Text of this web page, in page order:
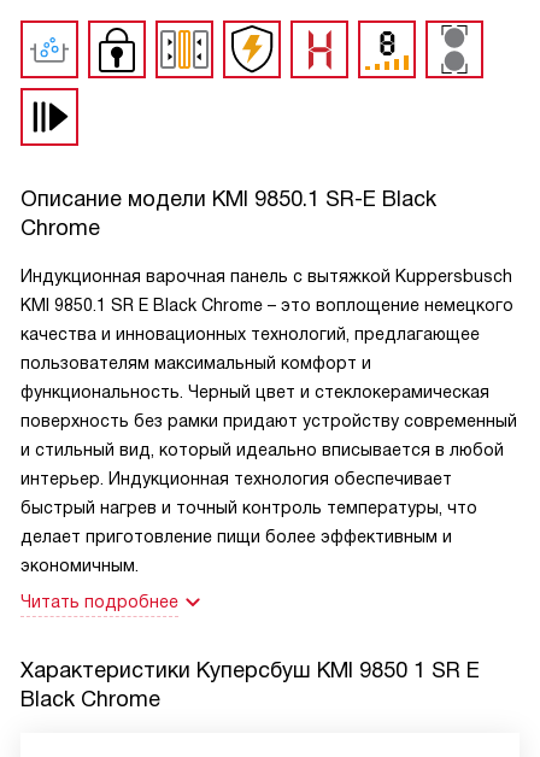
Описание модели KMI 9850.1 SR-E Black
Chrome
Индукционная варочная панель с вытяжкой Kuppersbusch
KMI 9850.1 SR E Black Chrome – это воплощение немецкого
качества и инновационных технологий, предлагающее
пользователям максимальный комфорт и
функциональность. Черный цвет и стеклокерамическая
поверхность без рамки придают устройству современный
и стильный вид, который идеально вписывается в любой
интерьер. Индукционная технология обеспечивает
быстрый нагрев и точный контроль температуры, что
делает приготовление пищи более эффективным и
экономичным.
Читать подробнее
Характеристики Куперсбуш KMI 9850 1 SR E
Black Chrome